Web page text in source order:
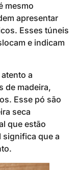
mesmo
apresentar
Esses túneis
e indicam
a
de madeira,
Esse pó são
seca
que estão
significa que a